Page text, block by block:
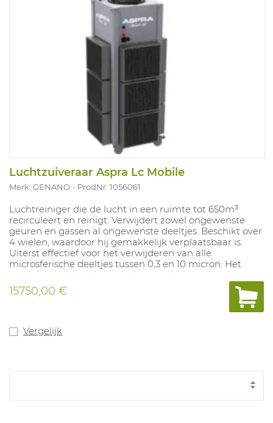
Luchtzuiveraar Aspra Lc Mobile
Merk: GENANO ProdNr. 1056061
Luchtreiniger die de lucht in een ruimte tot 650m³
recirculeert en reinigt. Verwijdert zowel ongewenste
geuren en gassen al ongewenste deeltjes. Beschikt over
4 wielen, waardoor hij gemakkelijk verplaatsbaar is.
Uiterst effectief voor het verwijderen van alle
microsferische deeltjes tussen 0,3 en 10 micron. Het
modulair ontwerp laat toe de capaciteit aan uw
behoeften aan te passen.
15750,00 €
Vergelijk